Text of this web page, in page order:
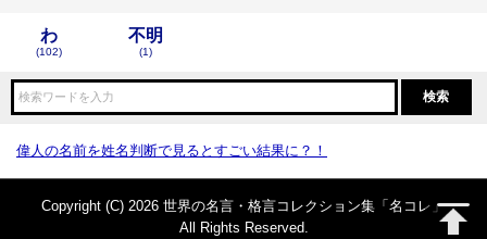
わ
(102)
不明
(1)
偉人の名前を姓名判断で見るとすごい結果に？！
Copyright (C) 2026 世界の名言・格言コレクション集「名コレ」
All Rights Reserved.